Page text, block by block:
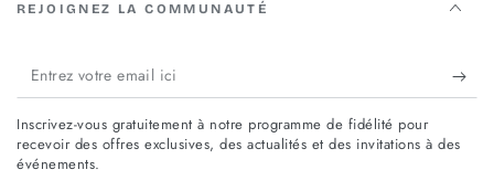
REJOIGNEZ LA COMMUNAUTÉ
Entrez
votre
email
ici
Inscrivez-vous gratuitement à notre programme de fidélité pour
recevoir des offres exclusives, des actualités et des invitations à des
événements.